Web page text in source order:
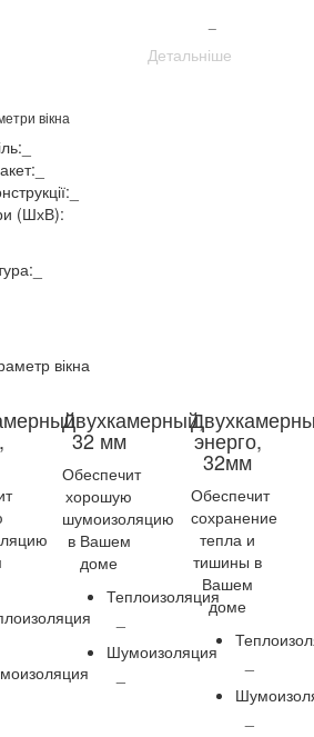
Детальніше
вікна
(ШхВ):
вікна
Двухкамерный,
32 мм
Обеспечит
хорошую
шумоизоляцию
в Вашем
доме
Теплоизоляция
Шумоизоляция
энерго,
32мм
Обеспечит
сохранение
тепла и
тишины в
Вашем
доме